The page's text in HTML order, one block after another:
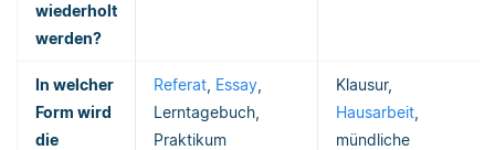
wiederholt
werden?
In welcher
Form wird
die
Referat Essay
Lerntagebuch,
Praktikum
Klausur,
Hausarbeit
mündliche